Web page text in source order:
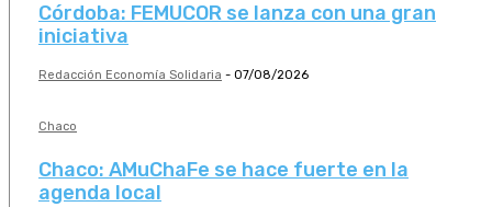
Córdoba: FEMUCOR se lanza con una gran
iniciativa
Redacción Economía Solidaria - 07/08/2026
Chaco
Chaco: AMuChaFe se hace fuerte en la
agenda local